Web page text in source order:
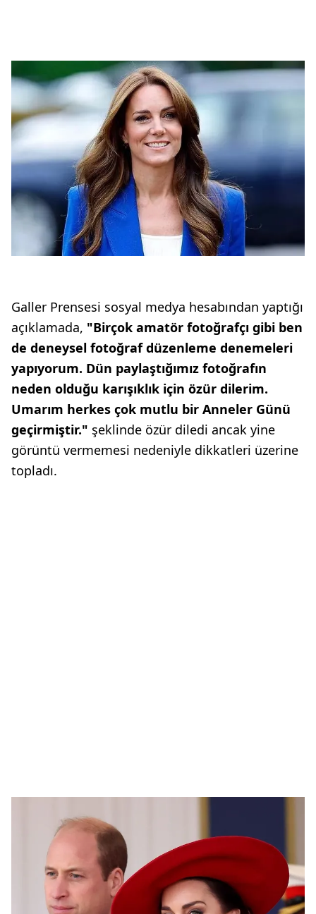
Galler Prensesi sosyal medya hesabından yaptığı
açıklamada, "Birçok amatör fotoğrafçı gibi ben
de deneysel fotoğraf düzenleme denemeleri
yapıyorum. Dün paylaştığımız fotoğrafın
neden olduğu karışıklık için özür dilerim.
Umarım herkes çok mutlu bir Anneler Günü
geçirmiştir." şeklinde özür diledi ancak yine
görüntü vermemesi nedeniyle dikkatleri üzerine
topladı.